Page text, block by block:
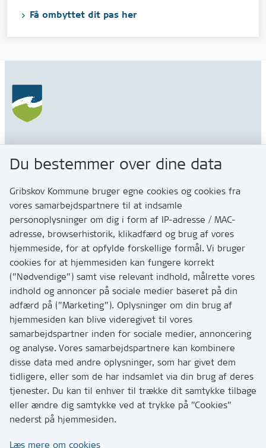
Få ombyttet dit pas her
Gribskov Kommune
3200 Helsinge
Kontakt
Skriv til os via Digital Post
Har du brug for at komme i kontakt med os? Se her
hvordan
Tip os om huller i vejen eller andet
T:7249 6000
Bemærk: vi har mange opkald mellem kl. 10 og 11
Links
Tilgængelighedserklæring
Cookies
Du bestemmer over dine data
Gribskov Kommune bruger egne cookies og cookies fra
vores samarbejdspartnere til at indsamle
personoplysninger om dig i form af IP-adresse / MAC-
adresse, browserhistorik, klikadfærd og brug af vores
hjemmeside, for at opfylde forskellige formål. Vi bruger
cookies for at hjemmesiden kan fungere korrekt
(”Nødvendige”) samt vise relevant indhold, målrette vores
indhold og annoncer på sociale medier baseret på din
adfærd på (”Marketing”). Oplysninger om din brug af
hjemmesiden kan blive videregivet til vores
samarbejdspartner inden for sociale medier, annoncering
og analyse. Vores samarbejdspartnere kan kombinere
disse data med andre oplysninger, som har givet dem
tidligere, eller som de har indsamlet via din brug af deres
tjenester. Du kan til enhver til trække dit samtykke tilbage
eller ændre dig samtykke ved at trykke på ”Cookies”
nederst på hjemmesiden.
Læs mere om cookies